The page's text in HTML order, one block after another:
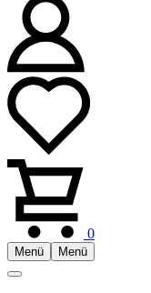
0
Menü Menü